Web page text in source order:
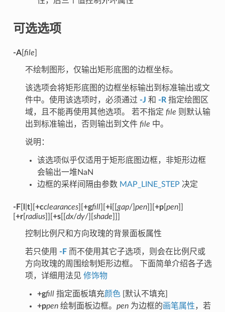
可选选项
-A[ file
不绘制图形，仅输出矩形底图的边框坐标。
该选项会将矩形底图的边框坐标输出到标准输出或文
件中。使用该选项时，必须通过 -J 和 -R指定绘图区
域，且不能再使用其他选项。 若不指定 file 则默认输
出到标准输出，否则输出到文件 file 中。
说明：
该选项似乎仅适用于矩形底图边框，非矩形边框
会输出一堆NaN
边框的采样间隔由参数 MAP_LINE_STEP 决定
-F[ t][ +cclearances][ +gfill][ +i[[ gap/] pen]][ +p[ pen]]
+r[ radius]][ +s[[ dx/dy/][ shade
控制比例尺和方向玫瑰的背景面板属性
若只使用 -F而不使用其它子选项，则会在比例尺或
方向玫瑰的周围绘制矩形边框。 下面简单介绍各子选
项，详细用法见 修饰物
+gfill指定面板填充颜色[默认不填充]
+ppen绘制面板边框。 pen为边框的画笔属性，若